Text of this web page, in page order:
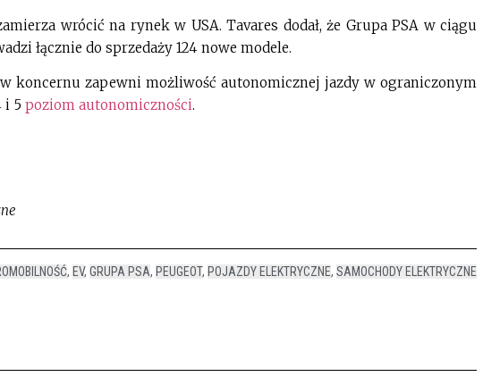
wrócić na rynek w USA. Tavares dodał, że Grupa PSA w ciągu
łącznie do sprzedaży 124 nowe modele.
koncernu zapewni możliwość autonomicznej jazdy w ograniczonym
i 5 poziom autonomiczności.
, EV, GRUPA PSA, PEUGEOT, POJAZDY ELEKTRYCZNE, SAMOCHODY ELEKTRYCZNE